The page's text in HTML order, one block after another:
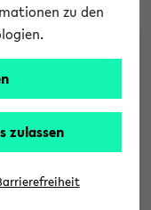
zu den
zulassen